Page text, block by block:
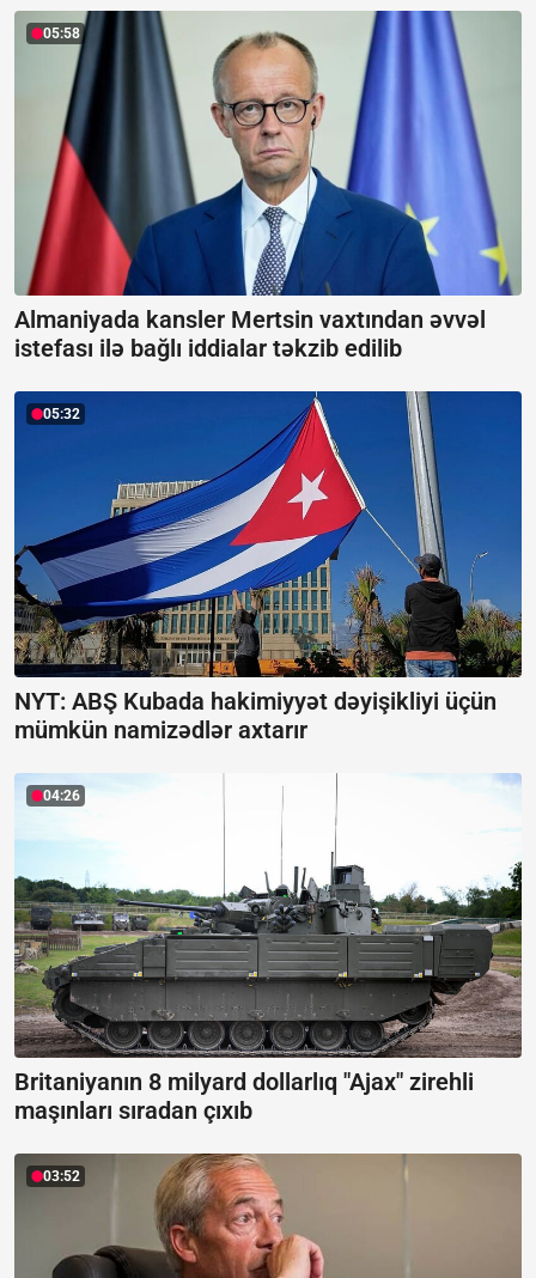
05:58
Almaniyada kansler Mertsin vaxtından əvvəl
istefası ilə bağlı iddialar təkzib edilib
05:32
NYT: ABŞ Kubada hakimiyyət dəyişikliyi üçün
mümkün namizədlər axtarır
04:26
Britaniyanın 8 milyard dollarlıq "Ajax" zirehli
maşınları sıradan çıxıb
03:52